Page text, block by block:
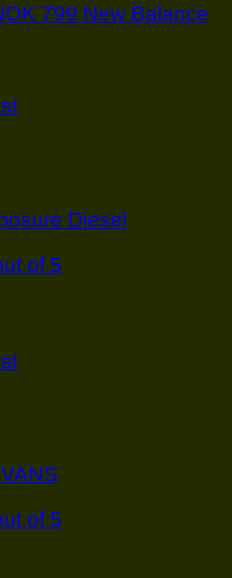
799 New Balance
Diesel
of 5
of 5